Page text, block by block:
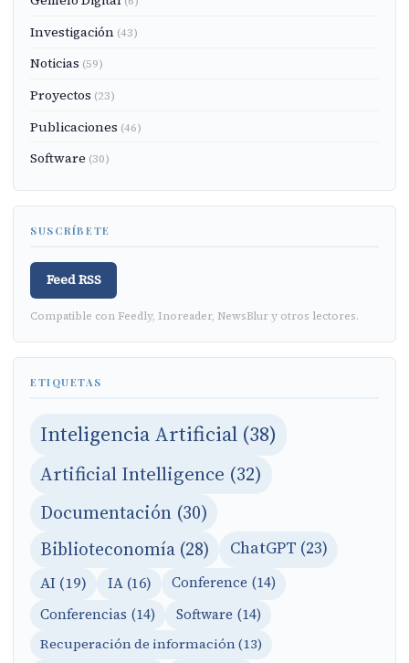
Investigación (43)
Noticias (59)
Proyectos (23)
Publicaciones (46)
Software (30)
SUSCRÍBETE
Feed RSS
Compatible con Feedly, Inoreader, NewsBlur y otros lectores.
ETIQUETAS
Inteligencia Artificial (38)
Artificial Intelligence (32)
Documentación (30)
Biblioteconomía (28) ChatGPT (23)
AI (19) IA (16)
Conference (14)
Conferencias (14)
Software (14)
Recuperación de información (13)